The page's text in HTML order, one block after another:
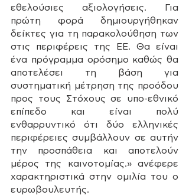
εθελούσιες αξιολογήσεις. Για
πρώτη φορά δημιουργήθηκαν
δείκτες για τη παρακολούθηση των
στις περιφέρεις της ΕΕ. Θα είναι
ένα πρόγραμμα ορόσημο καθώς θα
αποτελέσει τη βάση για
συστηματική μέτρηση της προόδου
προς τους Στόχους σε υπο-εθνικό
επίπεδο και είναι πολύ
ενθαρρυντικό ότι δύο ελληνικές
περιφέρειες συμβάλλουν σε αυτήν
την προσπάθεια και αποτελούν
μέρος της καινοτομίας.» ανέφερε
χαρακτηριστικά στην ομιλία του ο
ευρωβουλευτής.